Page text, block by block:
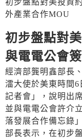
初步盤點對美投資
外產業合作MOU
初步盤點對
與電電公會
經濟部龔明鑫部長
㵢大使於美東時間
記者會」，說明出
並與電電公會許介
落發展合作備忘錄
部長表示，在初步